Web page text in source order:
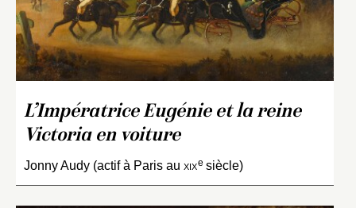
L’Impératrice Eugénie et la reine
Victoria en voiture
Jonny Audy (actif à Paris au xixe siècle)